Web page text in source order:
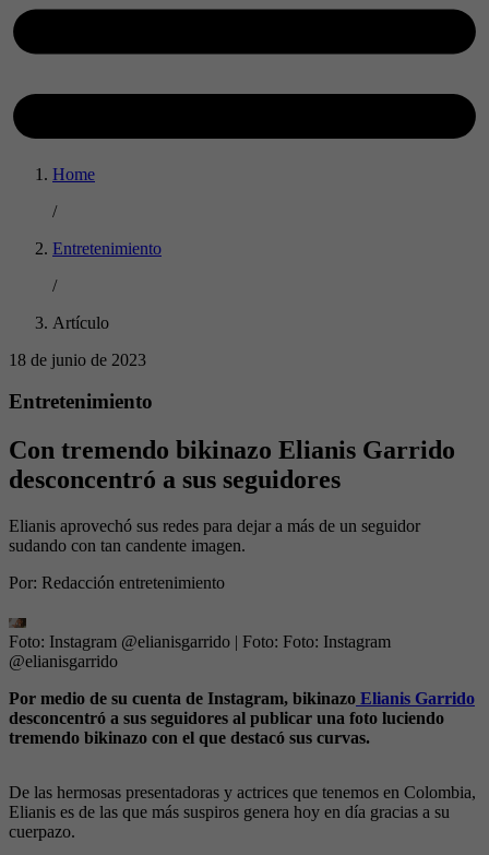
Home
/
Entretenimiento
/
Artículo
18 de junio de 2023
Entretenimiento
Con tremendo bikinazo Elianis Garrido
desconcentró a sus seguidores
Elianis aprovechó sus redes para dejar a más de un seguidor
sudando con tan candente imagen.
Por: Redacción entretenimiento
Foto: Instagram @elianisgarrido | Foto: Foto: Instagram
@elianisgarrido
Por medio de su cuenta de Instagram, bikinazo Elianis Garrido
desconcentró a sus seguidores al publicar una foto luciendo
tremendo bikinazo con el que destacó sus curvas.
De las hermosas presentadoras y actrices que tenemos en Colombia,
Elianis es de las que más suspiros genera hoy en día gracias a su
cuerpazo.